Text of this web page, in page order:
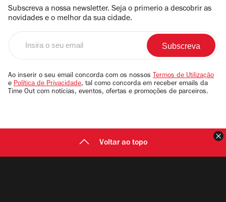
Subscreva a nossa newsletter. Seja o primerio a descobrir as
novidades e o melhor da sua cidade.
email
Ao inserir o seu email concorda com os nossos Termos de Utilização
e Política de Privacidade, tal como concorda em receber emails da
Time Out com notícias, eventos, ofertas e promoções de parceiros.
Voltar ao topo